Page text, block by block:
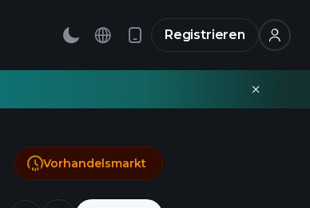
Registrieren
Vorhandelsmarkt